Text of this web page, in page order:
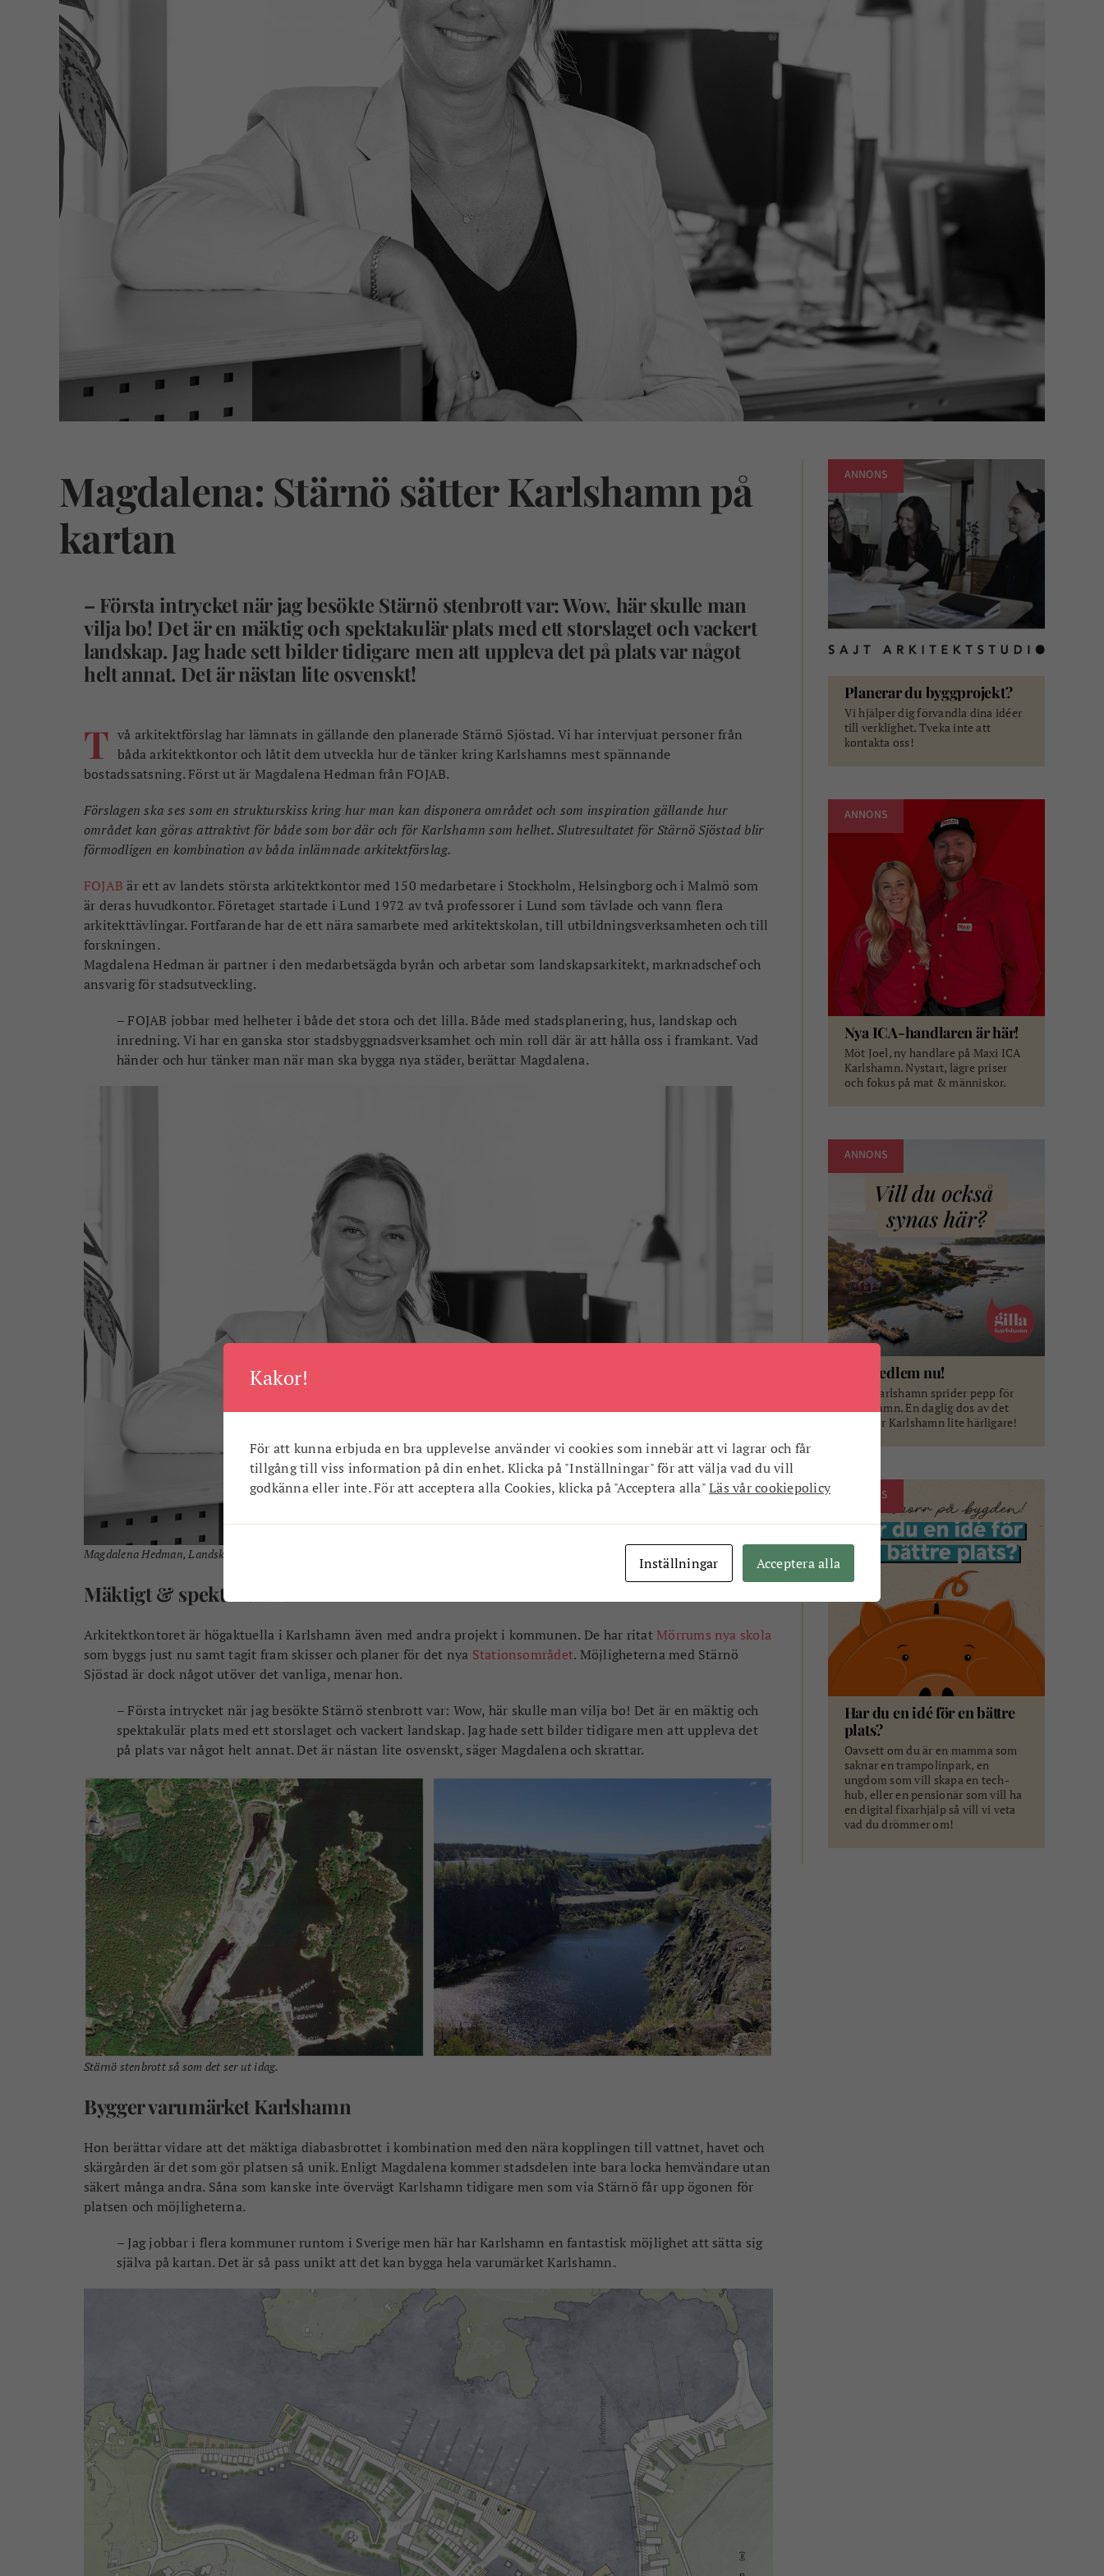
Magdalena: Stärnö sätter Karlshamn på
kartan
– Första intrycket när jag besökte Stärnö stenbrott var: Wow, här skulle man
vilja bo! Det är en mäktig och spektakulär plats med ett storslaget och vackert
landskap. Jag hade sett bilder tidigare men att uppleva det på plats var något
helt annat. Det är nästan lite osvenskt!
T vå arkitektförslag har lämnats in gällande den planerade Stärnö Sjöstad. Vi har intervjuat personer från
båda arkitektkontor och låtit dem utveckla hur de tänker kring Karlshamns mest spännande
bostadssatsning. Först ut är Magdalena Hedman från FOJAB.
Förslagen ska ses som en strukturskiss kring hur man kan disponera området och som inspiration gällande hur
området kan göras attraktivt för både som bor där och för Karlshamn som helhet. Slutresultatet för Stärnö Sjöstad blir
förmodligen en kombination av båda inlämnade arkitektförslag.
FOJAB är ett av landets största arkitektkontor med 150 medarbetare i Stockholm, Helsingborg och i Malmö som
är deras huvudkontor. Företaget startade i Lund 1972 av två professorer i Lund som tävlade och vann flera
arkitekttävlingar. Fortfarande har de ett nära samarbete med arkitektskolan, till utbildningsverksamheten och till
forskningen.
Magdalena Hedman är partner i den medarbetsägda byrån och arbetar som landskapsarkitekt, marknadschef och
ansvarig för stadsutveckling.
– FOJAB jobbar med helheter i både det stora och det lilla. Både med stadsplanering, hus, landskap och
inredning. Vi har en ganska stor stadsbyggnadsverksamhet och min roll där är att hålla oss i framkant. Vad
händer och hur tänker man när man ska bygga nya städer, berättar Magdalena.
Magdalena Hedman, Landskapsarkitekt LAR/MSA, Marknadschef, Ansvarig Stadsutveckling på FOJAB.
Mäktigt & spektakulärt
Arkitektkontoret är högaktuella i Karlshamn även med andra projekt i kommunen. De har ritat Mörrums nya skola
som byggs just nu samt tagit fram skisser och planer för det nya Stationsområdet. Möjligheterna med Stärnö
Sjöstad är dock något utöver det vanliga, menar hon.
– Första intrycket när jag besökte Stärnö stenbrott var: Wow, här skulle man vilja bo! Det är en mäktig och
spektakulär plats med ett storslaget och vackert landskap. Jag hade sett bilder tidigare men att uppleva det
på plats var något helt annat. Det är nästan lite osvenskt, säger Magdalena och skrattar.
Stärnö stenbrott så som det ser ut idag.
Bygger varumärket Karlshamn
Hon berättar vidare att det mäktiga diabasbrottet i kombination med den nära kopplingen till vattnet, havet och
skärgården är det som gör platsen så unik. Enligt Magdalena kommer stadsdelen inte bara locka hemvändare utan
säkert många andra. Såna som kanske inte övervägt Karlshamn tidigare men som via Stärnö får upp ögonen för
platsen och möjligheterna.
– Jag jobbar i flera kommuner runtom i Sverige men här har Karlshamn en fantastisk möjlighet att sätta sig
själva på kartan. Det är så pass unikt att det kan bygga hela varumärket Karlshamn.
ANNONS
Planerar du byggprojekt?
Vi hjälper dig förvandla dina idéer
till verklighet. Tveka inte att
kontakta oss!
ANNONS
Nya ICA-handlaren är här!
Möt Joel, ny handlare på Maxi ICA
Karlshamn. Nystart, lägre priser
och fokus på mat & människor.
ANNONS
Bli medlem nu!
Gilla Karlshamn sprider pepp för
Karlshamn. En daglig dos av det
som gör Karlshamn lite härligare!
ANNONS
Har du en idé för en bättre
plats?
Oavsett om du är en mamma som
saknar en trampolinpark, en
ungdom som vill skapa en tech-
hub, eller en pensionär som vill ha
en digital fixarhjälp så vill vi veta
vad du drömmer om!
Kakor!
För att kunna erbjuda en bra upplevelse använder vi cookies som innebär att vi lagrar och får
tillgång till viss information på din enhet. Klicka på "Inställningar" för att välja vad du vill
godkänna eller inte. För att acceptera alla Cookies, klicka på "Acceptera alla"Läs vår cookiepolicy
Inställningar Acceptera alla